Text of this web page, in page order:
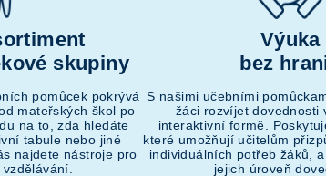
skupiny
pomůcek pokrývá
mateřských škol po
na to, zda hledáte
tabule nebo jiné
najdete nástroje pro
Výuka
bez
S našimi učebními
žáci rozvíjet dovednosti
interaktivní formě.
které umožňují učitelům
individuálních potřeb žáků,
jejich úroveň